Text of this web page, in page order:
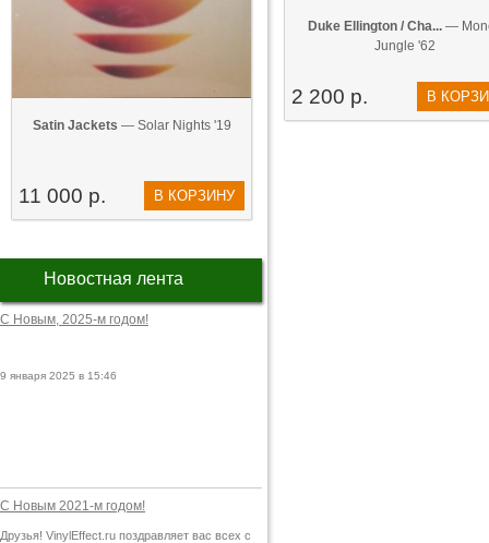
Satin Jackets — Solar Nights '19
11 000 р. В КОРЗИНУ
Новостная лента
С Новым, 2025-м годом!
9 января 2025 в 15:46
С Новым 2021-м годом!
Друзья! VinylEffect.ru поздравляет вас всех с
Duke Ellington / Cha...—
Jungle '62
2 200 р. В